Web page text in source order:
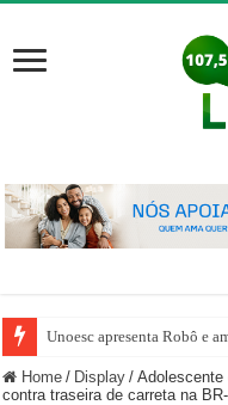
Unoesc apresenta Robô e
Home / Display /
contra traseira de carreta na